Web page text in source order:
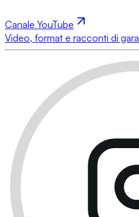
Canale YouTube
Video, format e racconti di gara